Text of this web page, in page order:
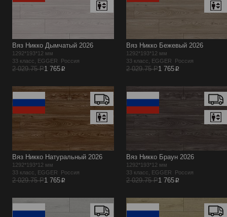
Вяз Никко Дымчатый 2026
1292*193*12 мм
33 класс, EGGER Россия
2 029.75 Р1 765p
Вяз Никко Бежевый 2026
1292*193*12 мм
33 класс, EGGER Россия
2 029.75 Р1 765p
Вяз Никко Натуральный 2026
1292*193*12 мм
33 класс, EGGER Россия
2 029.75 Р1 765p
Вяз Никко Браун 2026
1292*193*12 мм
33 класс, EGGER Россия
2 029.75 Р1 765p